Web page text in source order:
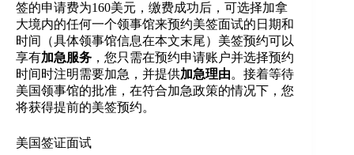
签的申请费为160美元，缴费成功后，可选择加拿
大境内的任何一个领事馆来预约美签面试的日期和
时间（具体领事馆信息在本文末尾）美签预约可以
享有加急服务 ，您只需在预约申请账户并选择预约
时间时注明需要加急，并提供加急理由。接着等待
美国领事馆的批准，在符合加急政策的情况下，您
将获得提前的美签预约。
美国签证面试